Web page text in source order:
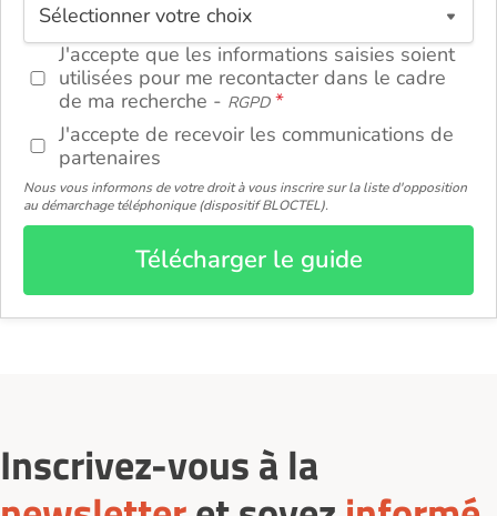
J'accepte que les informations saisies soient
utilisées pour me recontacter dans le cadre
de ma recherche - RGPD
J'accepte de recevoir les communications de
partenaires
Nous vous informons de votre droit à vous inscrire sur la liste d'opposition
au démarchage téléphonique (dispositif BLOCTEL).
Télécharger le guide
ou
Inscrivez-vous à la